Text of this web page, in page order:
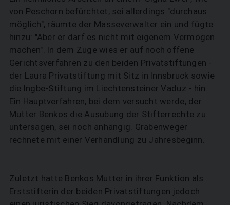
von Peschorn befürchtet, sei allerdings "durchaus
möglich", räumte der Masseverwalter ein und fügte
hinzu: "Aber er darf es nicht mit eigenem Vermögen
machen". In dem Zuge wies er auf noch offene
Gerichtsverfahren zu den beiden Privatstiftungen -
der Laura Privatstiftung mit Sitz in Innsbruck sowie
die Ingbe-Stiftung im Liechtensteiner Vaduz - hin.
Ein Hauptverfahren, bei dem versucht werde, der
Mutter Benkos die Ausübung der Stifterrechte zu
untersagen, sei noch anhängig. Grabenweger
rechnete mit einer Verhandlung zu Jahresbeginn.
Zuletzt hatte Benkos Mutter in ihrer Funktion als
Erststifterin der beiden Privatstiftungen jedoch